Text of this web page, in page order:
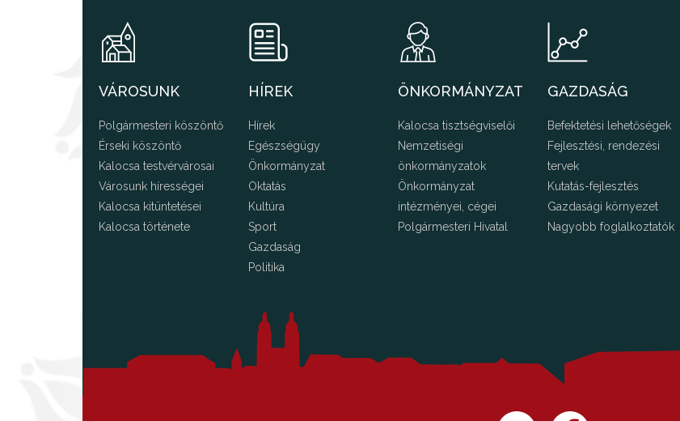
VÁROSUNK
Polgármesteri köszöntő
Érseki köszöntő
Kalocsa testvérvárosai
Városunk hírességei
Kalocsa kitüntetései
Kalocsa története
HÍREK
Hírek
Egészségügy
Önkormányzat
Oktatás
Kultúra
Sport
Gazdaság
Politika
ÖNKORMÁNYZAT
Kalocsa tisztségviselői
Nemzetiségi
önkormányzatok
Önkormányzat
intézményei, cégei
Polgármesteri Hivatal
GAZDASÁG
Befektetési lehetőségek
Fejlesztési, rendezési
tervek
Kutatás-fejlesztés
Gazdasági környezet
Nagyobb foglalkoztatók